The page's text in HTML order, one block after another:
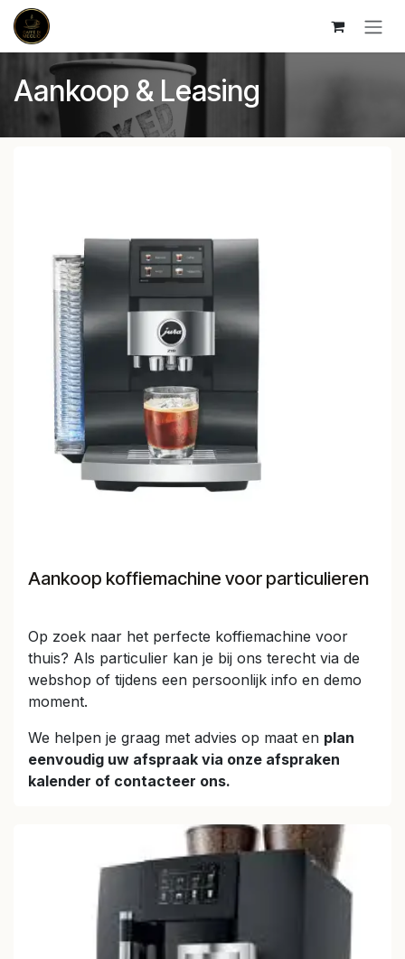
Overslaan naar inhoud
Aankoop & Leasing
Aankoop koffiemachine voor particulieren
Op zoek naar het perfecte koffiemachine voor
thuis? Als particulier kan je bij ons terecht via de
webshop of tijdens een persoonlijk info en demo
moment.
We helpen je graag met advies op maat en plan
eenvoudig uw afspraak via onze afspraken
kalender of contacteer ons.